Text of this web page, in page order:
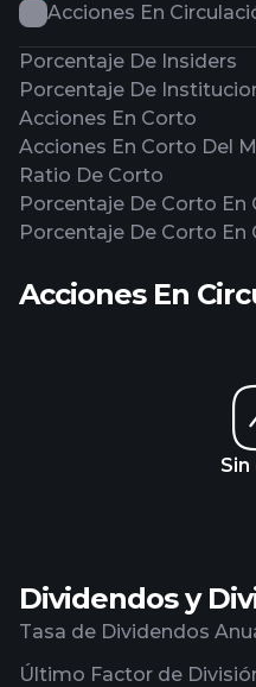
Acciones En
Porcentaje De Insiders
Porcentaje De
Acciones En Corto
Acciones En Corto Del
Ratio De Corto
Porcentaje De Corto En
Porcentaje De Corto En
Acciones En
Dividendos y
Tasa de Dividendos
Último Factor de